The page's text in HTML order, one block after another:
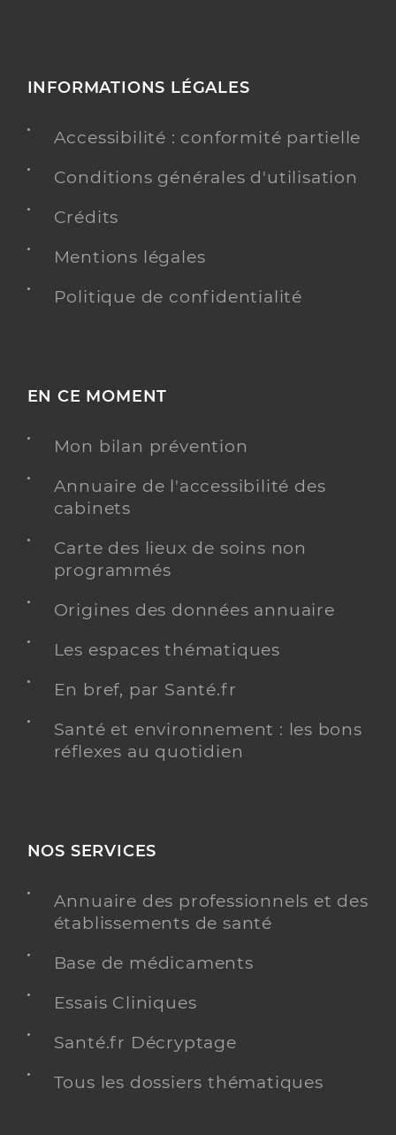
INFORMATIONS LÉGALES
Accessibilité : conformité partielle
Conditions générales d'utilisation
Crédits
Mentions légales
Politique de confidentialité
EN CE MOMENT
Mon bilan prévention
Annuaire de l'accessibilité des
cabinets
Carte des lieux de soins non
programmés
Origines des données annuaire
Les espaces thématiques
En bref, par Santé.fr
Santé et environnement : les bons
réflexes au quotidien
NOS SERVICES
Annuaire des professionnels et des
établissements de santé
Base de médicaments
Essais Cliniques
Santé.fr Décryptage
Tous les dossiers thématiques